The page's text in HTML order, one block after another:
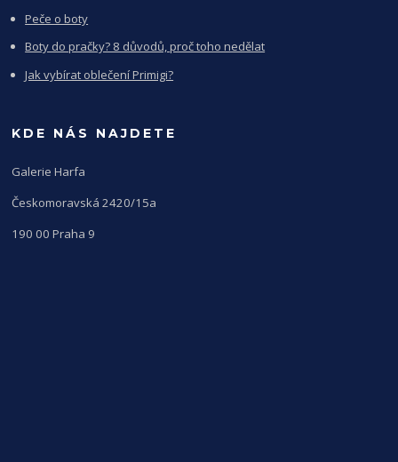
Peče o boty
Boty do pračky? 8 důvodů, proč toho nedělat
Jak vybírat oblečení Primigi?
KDE NÁS NAJDETE
Galerie Harfa
Českomoravská 2420/15a
190 00 Praha 9